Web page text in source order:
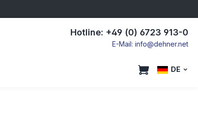
Hotline: +49 (0) 6723 913-0
E-Mail: info@dehner.net
DE